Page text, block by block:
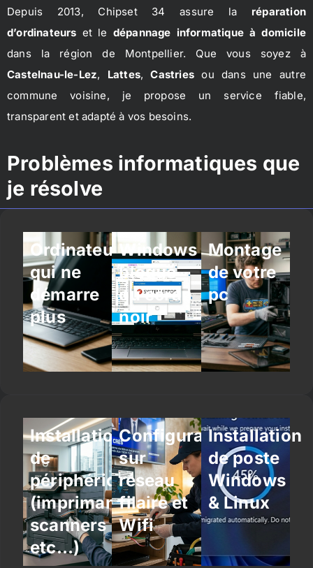
Depuis 2013, Chipset 34 assure la réparation
d’ordinateurs et le dépannage informatique à domicile
dans la région de Montpellier. Que vous soyez à
Castelnau-le-Lez, Lattes,Castries ou dans une autre
commune voisine, je propose un service fiable,
transparent et adapté à vos besoins.
Problèmes informatiques que
je résolve
Ordinateur
qui ne
démarre
plus
Windows
bloqué
ou écran
noir
Montage
de votre
pc
Installation
de
périphériques
(imprimantes,
scanners
etc…)
Configuration
sur
réseau
filaire et
Wifi
Installation
de poste
Windows
& Linux